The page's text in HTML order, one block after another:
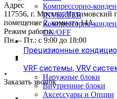
Адрес
117556, г. Москва, Нахимовский
помещение 2, комната 14А
Режим работы
Пн. – Пт.: с 9:00 до 18:00
Заказать звонок
Компрессорно-
INVERTER
Компрессорно-
ON/OFF
Прецизионные
VRF системы, VRV
Наружные блоки
Внутренние блоки
Аксессуары и Опции